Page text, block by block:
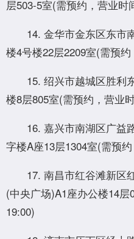
层503-5室(需预约，营业时
14. 金华市金东区东市
楼4号楼22层2209室(需预
15. 绍兴市越城区胜利
楼8层805室(需预约，营业
16. 嘉兴市南湖区广益
字楼A座13层1304室(需预
17. 南昌市红谷滩新区
(中央广场)A1座办公楼14
19:00)